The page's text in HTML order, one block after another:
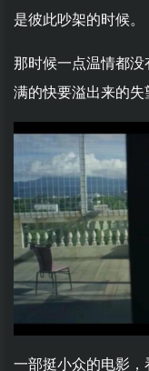
是彼此吵架的时候。
那时候一点温情都
满的快要溢出来的失
一部挺小众的电影